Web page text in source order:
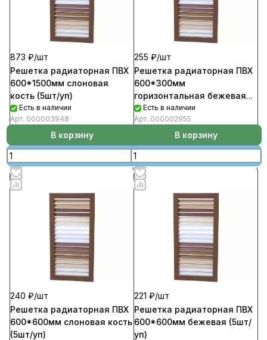
873 ₽/шт
Решетка радиаторная ПВХ
600*1500мм слоновая
кость (5шт/уп)
Есть в наличии
Арт. 000003948
В корзину
255 ₽/шт
Решетка радиаторная ПВХ
600*300мм
горизонтальная бежевая
(5шт/уп)
Есть в наличии
Арт. 000002955
В корзину
240 ₽/шт
Решетка радиаторная ПВХ
600*600мм слоновая кость
(5шт/уп)
221 ₽/шт
Решетка радиаторная ПВХ
600*600мм бежевая (5шт/
уп)